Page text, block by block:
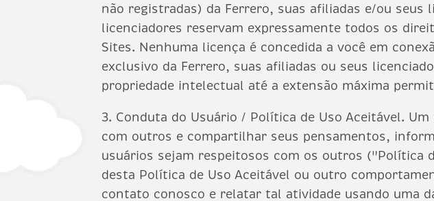
não registradas) da Ferrero, suas afiliadas e/ou seus
licenciadores reservam expressamente todos os
Sites. Nenhuma licença é concedida a você em
exclusivo da Ferrero, suas afiliadas ou seus
propriedade intelectual até a extensão máxima
3. Conduta do Usuário / Política de Uso Aceitável.
com outros e compartilhar seus pensamentos,
usuários sejam respeitosos com os outros ("Política
desta Política de Uso Aceitável ou outro
contato conosco e relatar tal atividade usando uma